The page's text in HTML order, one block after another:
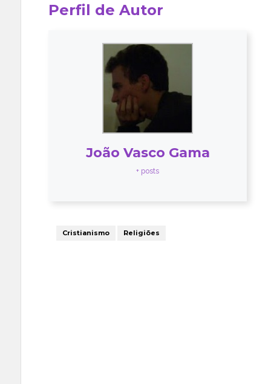
Perfil de Autor
João Vasco Gama
+ posts
Cristianismo Religiões